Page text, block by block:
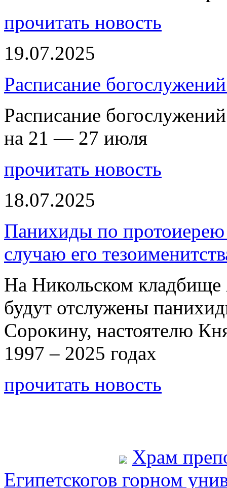
прочитать новость
19.07.2025
Расписание
Расписание
на 21 — 27 июля
прочитать новость
18.07.2025
Панихиды по
случаю его
На Никольском
будут отслужены
Сорокину, настоятелю
1997 – 2025 годах
прочитать новость
Храм
Египетскогов горном